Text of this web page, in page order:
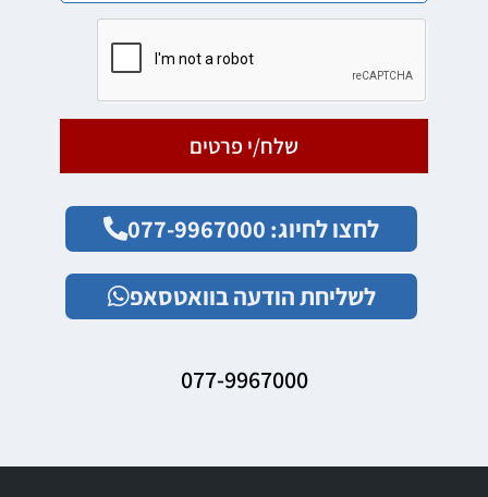
שלח/י פרטים
לחצו לחיוג: 077-9967000
לשליחת הודעה בוואטסאפ
077-9967000